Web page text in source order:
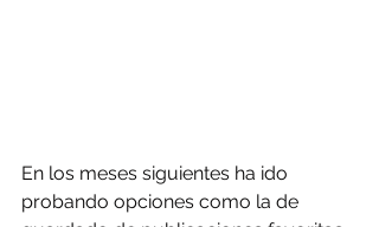
En los meses siguientes ha ido
probando opciones como la de